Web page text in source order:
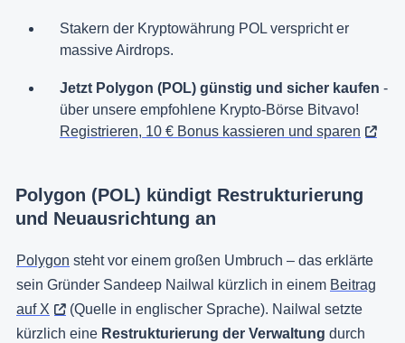
Stakern der Kryptowährung POL verspricht er
massive Airdrops.
Jetzt Polygon (POL) günstig und sicher kaufen -
über unsere empfohlene Krypto-Börse Bitvavo!
Registrieren, 10 € Bonus kassieren und sparen
Polygon (POL) kündigt Restrukturierung
und Neuausrichtung an
Polygon steht vor einem großen Umbruch – das erklärte
sein Gründer Sandeep Nailwal kürzlich in einem Beitrag
auf X
(Quelle in englischer Sprache). Nailwal setzte
kürzlich eine Restrukturierung der Verwaltung durch